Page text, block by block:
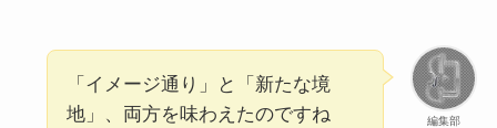
編集部
「イメージ通り」と「新たな境
地」、両方を味わえたのですね